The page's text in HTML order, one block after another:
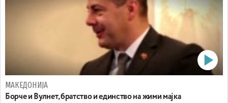
МАКЕДОНИЈА
Борче и Вулнет, братство и единство на жими мајка